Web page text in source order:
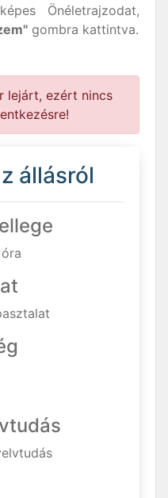
Önéletrajzodat,
gombra kattintva.
lejárt, ezért nincs
állásról